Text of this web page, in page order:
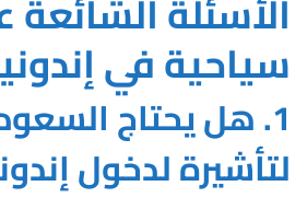
سياحية في
1. هل يحتاج
لتأشيرة لدخول